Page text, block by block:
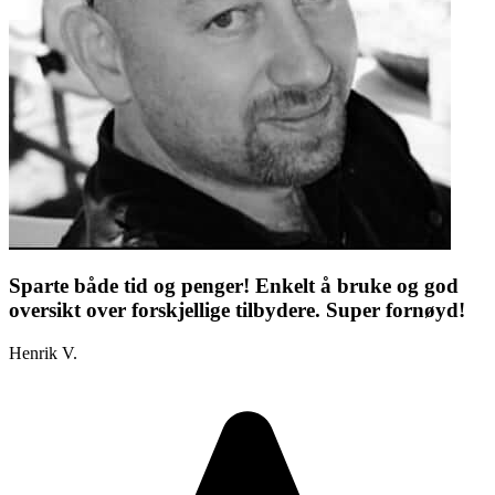
Sparte både tid og penger! Enkelt å bruke og god
oversikt over forskjellige tilbydere. Super fornøyd!
Henrik V.